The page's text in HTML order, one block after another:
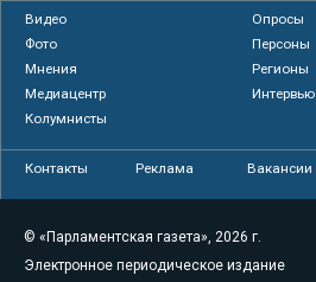
Видео
Опросы
Фото
Персоны
Мнения
Регионы
Медиацентр
Интервью
Колумнисты
Контакты Реклама Вакансии
© «Парламентская газета», 2026 г.
Электронное периодическое издание